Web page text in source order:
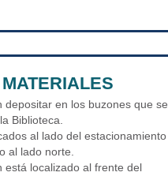
depositar en los buzones que se
Biblioteca.
al lado del estacionamiento
al lado norte.
está localizado al frente del